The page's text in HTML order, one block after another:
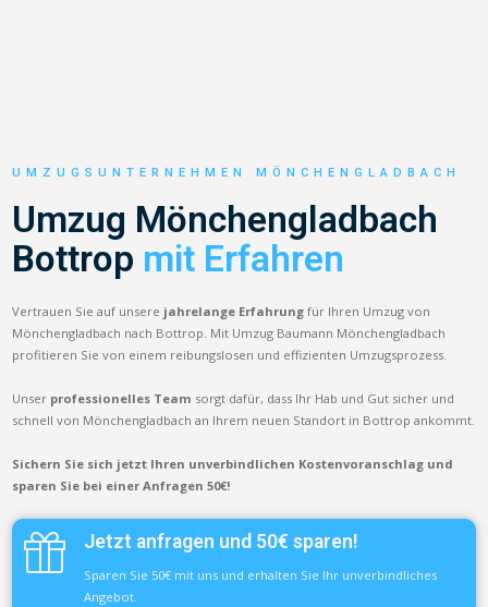
UMZUGSUNTERNEHMEN MÖNCHENGLADBACH
Umzug Mönchengladbach
Bottrop mit Erfahren
Vertrauen Sie auf unsere jahrelange Erfahrung für Ihren Umzug von
Mönchengladbach nach Bottrop. Mit Umzug Baumann Mönchengladbach
profitieren Sie von einem reibungslosen und effizienten Umzugsprozess.
Unser professionelles Team sorgt dafür, dass Ihr Hab und Gut sicher und
schnell von Mönchengladbach an Ihrem neuen Standort in Bottrop ankommt.
Sichern Sie sich jetzt Ihren unverbindlichen Kostenvoranschlag und
sparen Sie bei einer Anfragen 50€!
Jetzt anfragen und 50€ sparen!
Sparen Sie 50€ mit uns und erhalten Sie Ihr unverbindliches
Angebot.